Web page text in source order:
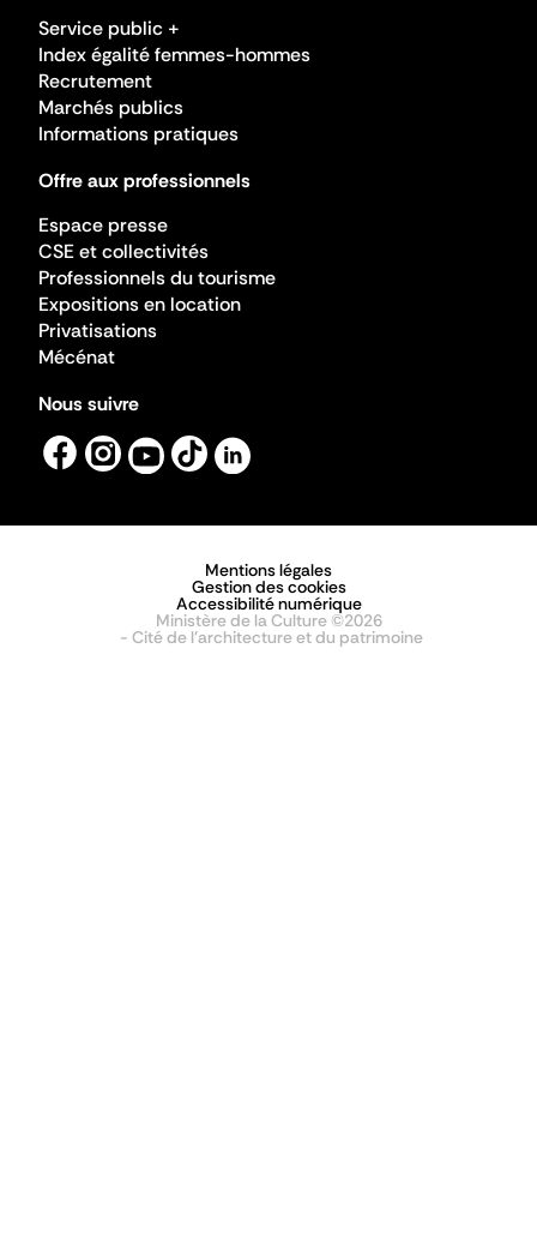
Service public +
Index égalité femmes-hommes
Recrutement
Marchés publics
Informations pratiques
Offre aux professionnels
Espace presse
CSE et collectivités
Professionnels du tourisme
Expositions en location
Privatisations
Mécénat
Nous suivre
Mentions légales
Gestion des cookies
Accessibilité numérique
Ministère de la Culture ©2026
- Cité de l'architecture et du patrimoine